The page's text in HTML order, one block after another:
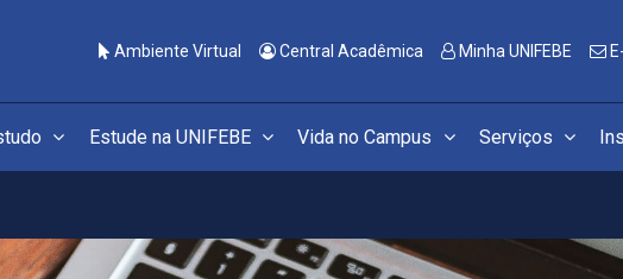
Ambiente Virtual Central Acadêmica Minha UNIFEBE
Estude na UNIFEBE Vida no Campus Serviços